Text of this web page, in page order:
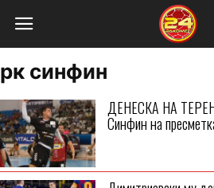
рк синфин
ДЕНЕСКА НА
Синфин на